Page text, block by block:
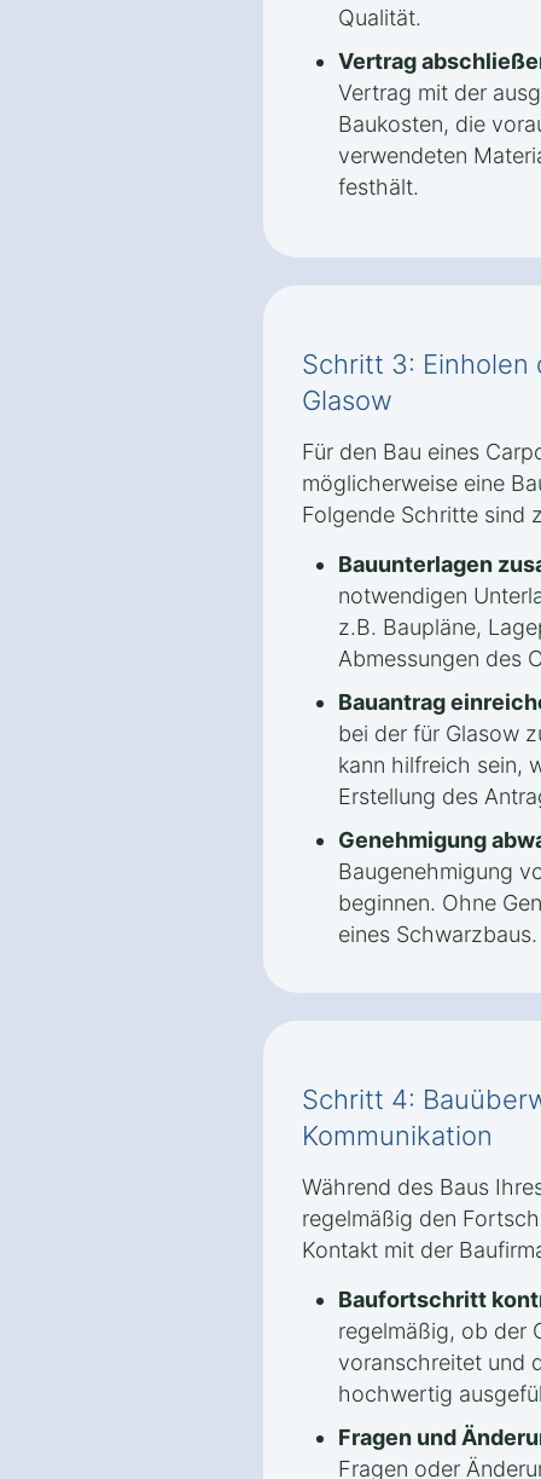
Qualität.
Vertrag
Vertrag mit der
Baukosten, die
verwendeten
festhält.
Schritt 3: Einholen
Glasow
Für den Bau eines
möglicherweise eine
Folgende Schritte sind
Bauunterlagen
notwendigen
z.B. Baupläne,
Abmessungen des
Bauantrag
bei der für Glasow
kann hilfreich sein,
Erstellung des
Genehmigung
Baugenehmigung
beginnen. Ohne
eines Schwarzbaus.
Schritt 4:
Kommunikation
Während des Baus
regelmäßig den
Kontakt mit der
Baufortschritt
regelmäßig, ob der
voranschreitet und
hochwertig
Fragen und
Fragen oder